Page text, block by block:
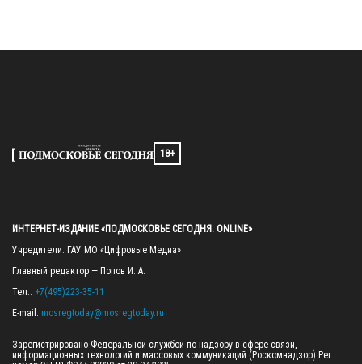
18+
ИНТЕРНЕТ-ИЗДАНИЕ «ПОДМОСКОВЬЕ СЕГОДНЯ. ONLINE»
Учредители: ГАУ МО «Цифровые Медиа»
Главный редактор — Попов И. А.
Тел.: +7(495)223-35-11
E-mail: mosregtoday@mosregtoday.ru
Зарегистрировано Федеральной службой по надзору в сфере связи,
информационных технологий и массовых коммуникаций (Роскомнадзор) Рег.